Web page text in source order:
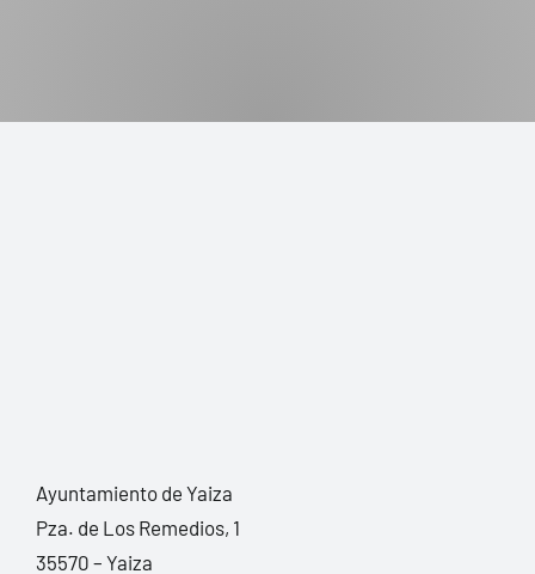
Ayuntamiento de Yaiza
Pza. de Los Remedios, 1
35570 – Yaiza